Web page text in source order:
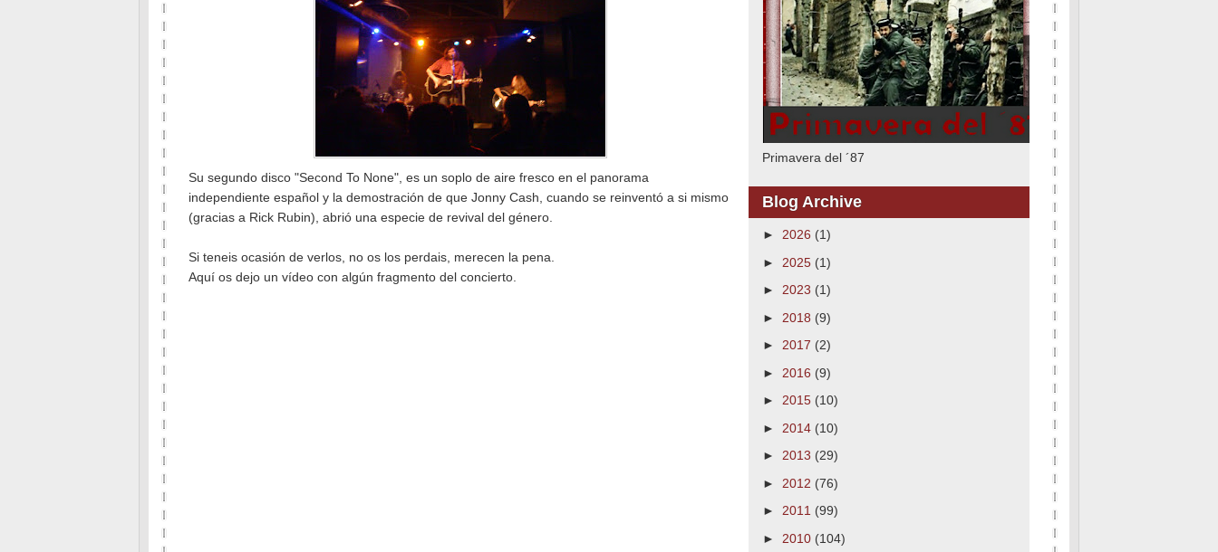
Su segundo disco "Second To None", es un soplo de aire fresco en el panorama
independiente español y la demostración de que Jonny Cash, cuando se reinventó a si mismo
(gracias a Rick Rubin), abrió una especie de revival del género.
Si teneis ocasión de verlos, no os los perdais, merecen la pena.
Aquí os dejo un vídeo con algún fragmento del concierto.
Primavera del ´87
Blog Archive
► 2026 (1)
► 2025 (1)
► 2023 (1)
► 2018 (9)
► 2017 (2)
► 2016 (9)
► 2015 (10)
► 2014 (10)
► 2013 (29)
► 2012 (76)
► 2011 (99)
► 2010 (104)